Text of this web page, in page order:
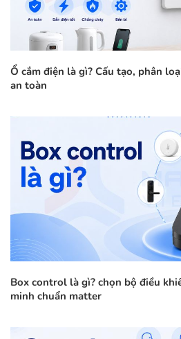
Ổ cắm điện là gì? Cấu tạo, phân
an toàn
Box control là gì? chọn bộ điều
minh chuẩn matter